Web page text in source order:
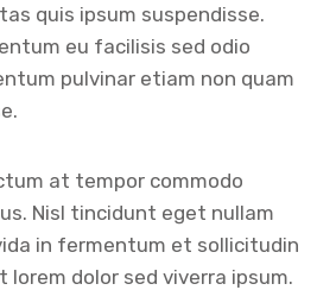
quis ipsum suspendisse.
eu facilisis sed odio
pulvinar etiam non quam
at tempor commodo
Nisl tincidunt eget nullam
in fermentum et sollicitudin
lorem dolor sed viverra ipsum.